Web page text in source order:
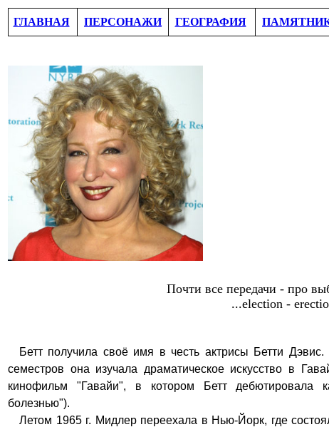
ГЛАВНАЯ ПЕРСОНАЖИ ГЕОГРАФИЯ
Почти все передачи - про
...election -
Бетт получила своё имя в честь актрисы Бетти
семестров она изучала драматическое искусство в
кинофильм "Гавайи", в котором Бетт дебютировала
болезнью").
Летом 1965 г. Мидлер переехала в Нью-Йорк, где